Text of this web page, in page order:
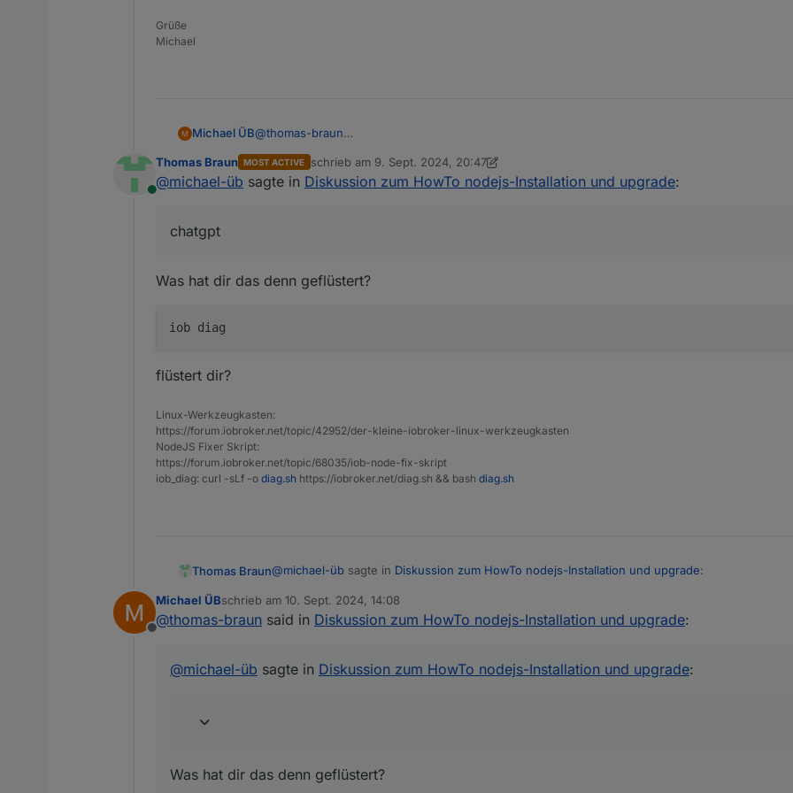
Grüße
Michael
Michael ÜB@thomas-braun
Danke hier und an chatgpt ;-)
Online
Thomas Braun MOST ACTIVE schrieb am 9. Sept. 2024, 20:47
zuletzt editiert von Thomas Braun
@michael-üb sagte in Diskussion zum HowTo nodejs-Installation und upgrade:
chatgpt
Was hat dir das denn geflüstert?
flüstert dir?
Linux-Werkzeugkasten:
https://forum.iobroker.net/topic/42952/der-kleine-iobroker-linux-werkzeugkasten
NodeJS Fixer Skript:
https://forum.iobroker.net/topic/68035/iob-node-fix-skript
iob_diag: curl -sLf -o diag.sh https://iobroker.net/diag.sh && bash diag.sh
Thomas Braun@michael-üb sagte in Diskussion zum HowTo nodejs-Installation und upgrade:
chatgpt
Was hat dir das denn geflüstert?
Offline
Michael ÜBschrieb am 10. Sept. 2024, 14:08
zuletzt editiert von
@thomas-braun said in Diskussion zum HowTo nodejs-Installation und upgrade:
@michael-üb sagte in Diskussion zum HowTo nodejs-Installation und upgrade:
Was hat dir das denn geflüstert?